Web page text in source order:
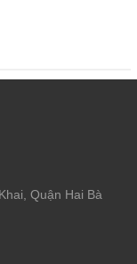
Quận Hai Bà